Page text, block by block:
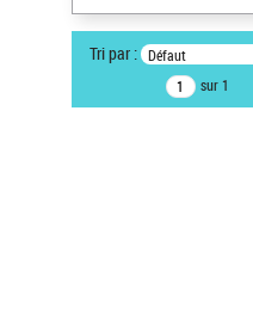
Statut de la notice d’autorité
Notice élémentaire
Type de notice d'autorité
Tri par : Défaut
sur 1